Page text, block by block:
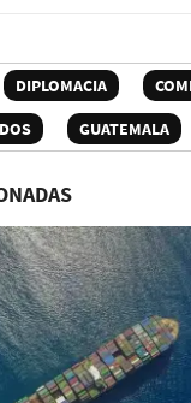
DIPLOMACIA
GUATEMALA